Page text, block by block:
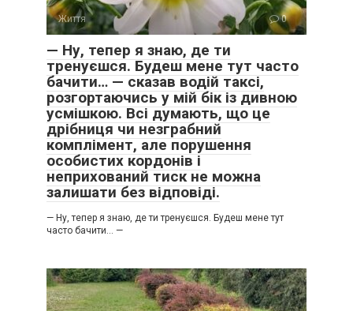
Життя 0
— Ну, тепер я знаю, де ти
тренуєшся. Будеш мене тут часто
бачити… — сказав водій таксі,
розгортаючись у мій бік із дивною
усмішкою. Всі думають, що це
дрібниця чи незграбний
комплімент, але порушення
особистих кордонів і
неприхований тиск не можна
залишати без відповіді.
— Ну, тепер я знаю, де ти тренуєшся. Будеш мене тут
часто бачити… —